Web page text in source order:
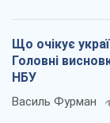
Що очікує
Головні
НБУ
Василь Фурман